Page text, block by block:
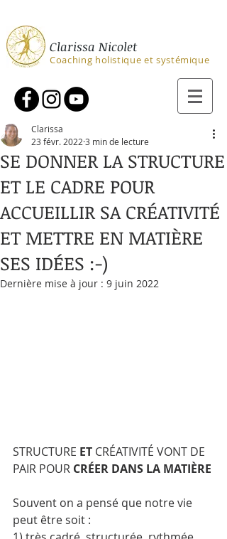
Clarissa Nicolet
Coaching holistique et systémique
SE DONNER LA STRUCTURE
ET LE CADRE POUR
ACCUEILLIR SA CRÉATIVITÉ
ET METTRE EN MATIÈRE
SES IDÉES :-)
Clarissa
23 févr. 2022 3 min de lecture
Dernière mise à jour : 9 juin 2022
STRUCTURE ET CRÉATIVITÉ VONT DE
PAIR POUR CRÉER DANS LA MATIÈRE
Souvent on a pensé que notre vie
peut être soit :